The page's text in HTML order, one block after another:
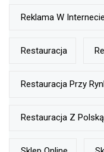
Reklama W Internecie
Restauracja
Restauracja Przy
Restauracja Z